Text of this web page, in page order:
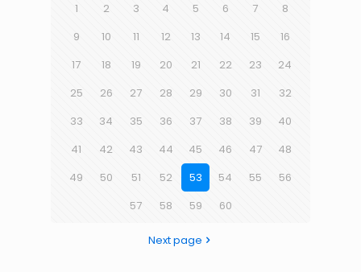
1 2 3 4 5 6 7
8
9
10 11 12 13 14 15
16
17
18 19 20 21 22 23
24
25
26 27 28 29 30 31
32
33
34 35 36 37 38 39
40
41
42 43 44 45 46 47
48
49
50 51 52 53 54 55
56
57
58 59 60
Next page